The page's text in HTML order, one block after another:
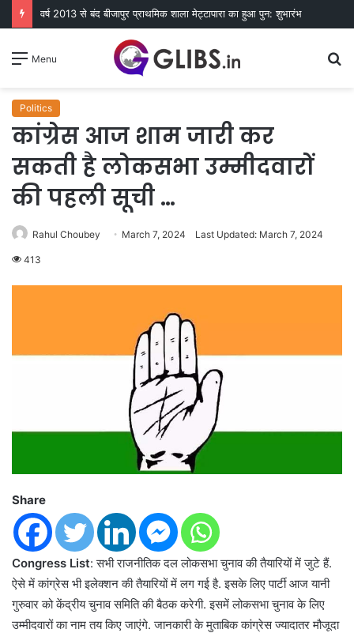
वर्ष 2013 से बंद बीजापुर प्राथमिक शाला मेट्टापारा का हुआ पुन: शुभारंभ
Menu
Politics
कांग्रेस आज शाम जारी कर
सकती है लोकसभा उम्मीदवारों
की पहली सूची …
Rahul Choubey March 7, 2024 Last Updated: March 7, 2024
413
Share
Congress List: सभी राजनीतिक दल लोकसभा चुनाव की तैयारियों में जुटे हैं.
ऐसे में कांग्रेस भी इलेक्शन की तैयारियों में लग गई है. इसके लिए पार्टी आज यानी
गुरुवार को केंद्रीय चुनाव समिति की बैठक करेगी. इसमें लोकसभा चुनाव के लिए
उम्मीदवारों का नाम तय किए जाएंगे. जानकारी के मुताबिक कांग्रेस ज्यादातर मौजूदा